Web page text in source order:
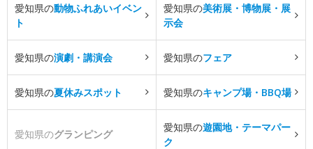
愛知県の動物ふれあいイベン
ト
愛知県の美術展・博物展・展
示会
愛知県の演劇・講演会 愛知県のフェア
愛知県の夏休みスポット 愛知県のキャンプ場・BBQ場
愛知県のグランピング
愛知県の遊園地・テーマパー
ク